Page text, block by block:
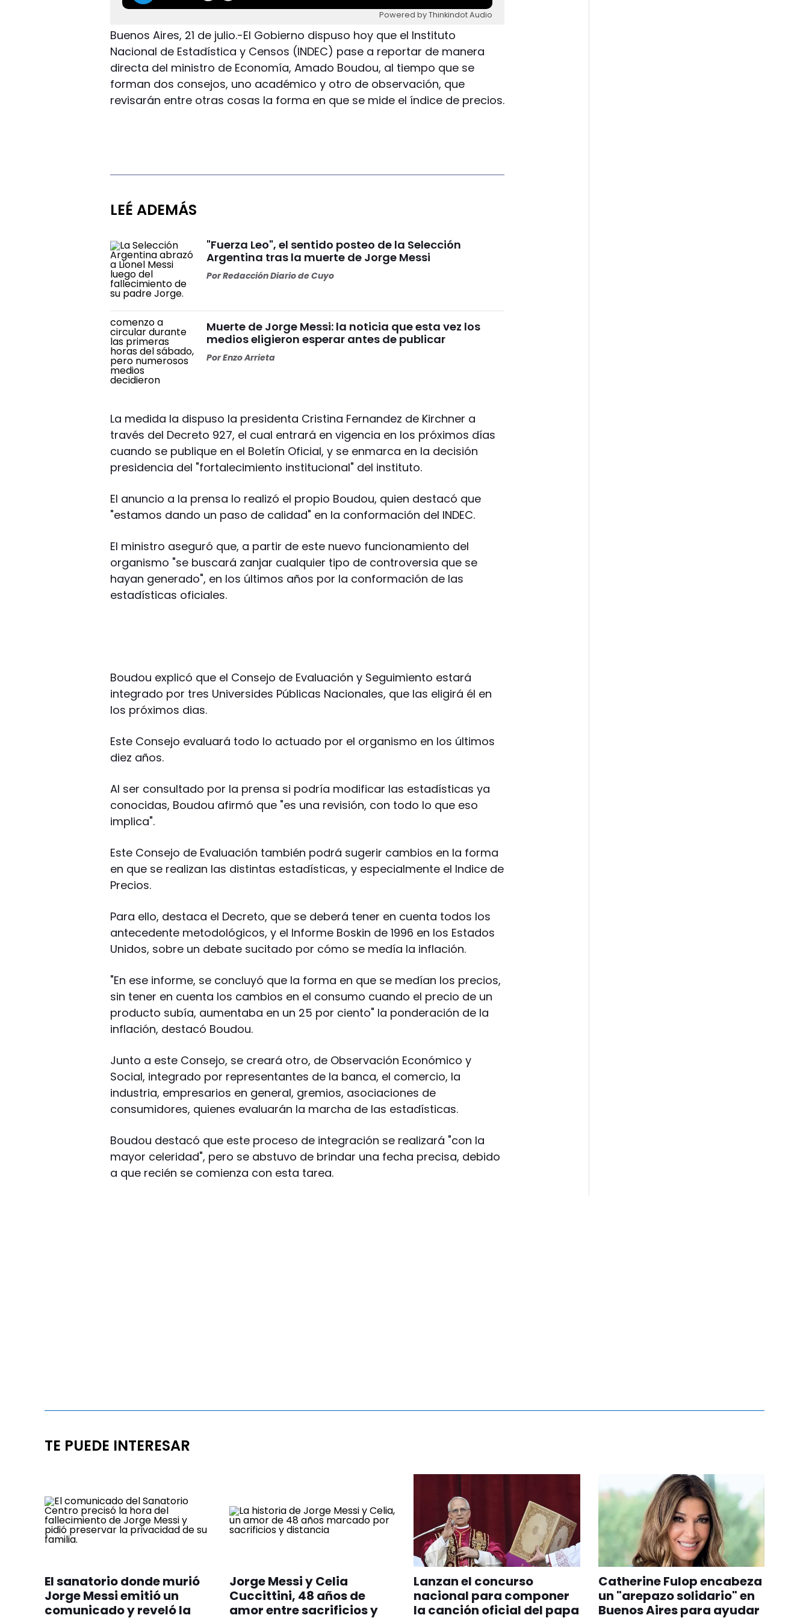
Powered by Thinkindot Audio
Buenos Aires, 21 de julio.-El Gobierno dispuso hoy que el Instituto
Nacional de Estadística y Censos (INDEC) pase a reportar de manera
directa del ministro de Economía, Amado Boudou, al tiempo que se
forman dos consejos, uno académico y otro de observación, que
revisarán entre otras cosas la forma en que se mide el índice de precios.
LEÉ ADEMÁS
"Fuerza Leo", el sentido posteo de la Selección
Argentina tras la muerte de Jorge Messi
PorRedacción Diario de Cuyo
Muerte de Jorge Messi: la noticia que esta vez los
medios eligieron esperar antes de publicar
PorEnzo Arrieta
La medida la dispuso la presidenta Cristina Fernandez de Kirchner a
través del Decreto 927, el cual entrará en vigencia en los próximos días
cuando se publique en el Boletín Oficial, y se enmarca en la decisión
presidencia del "fortalecimiento institucional" del instituto.
El anuncio a la prensa lo realizó el propio Boudou, quien destacó que
"estamos dando un paso de calidad" en la conformación del INDEC.
El ministro aseguró que, a partir de este nuevo funcionamiento del
organismo "se buscará zanjar cualquier tipo de controversia que se
hayan generado", en los últimos años por la conformación de las
estadísticas oficiales.
Boudou explicó que el Consejo de Evaluación y Seguimiento estará
integrado por tres Universides Públicas Nacionales, que las eligirá él en
los próximos dias.
Este Consejo evaluará todo lo actuado por el organismo en los últimos
diez años.
Al ser consultado por la prensa si podría modificar las estadísticas ya
conocidas, Boudou afirmó que "es una revisión, con todo lo que eso
implica".
Este Consejo de Evaluación también podrá sugerir cambios en la forma
en que se realizan las distintas estadísticas, y especialmente el Indice de
Precios.
Para ello, destaca el Decreto, que se deberá tener en cuenta todos los
antecedente metodológicos, y el Informe Boskin de 1996 en los Estados
Unidos, sobre un debate sucitado por cómo se medía la inflación.
"En ese informe, se concluyó que la forma en que se medían los precios,
sin tener en cuenta los cambios en el consumo cuando el precio de un
producto subía, aumentaba en un 25 por ciento" la ponderación de la
inflación, destacó Boudou.
Junto a este Consejo, se creará otro, de Observación Económico y
Social, integrado por representantes de la banca, el comercio, la
industria, empresarios en general, gremios, asociaciones de
consumidores, quienes evaluarán la marcha de las estadísticas.
Boudou destacó que este proceso de integración se realizará "con la
mayor celeridad", pero se abstuvo de brindar una fecha precisa, debido
a que recién se comienza con esta tarea.
TE PUEDE INTERESAR
El sanatorio donde murió
Jorge Messi emitió un
comunicado y reveló la
Jorge Messi y Celia
Cuccittini, 48 años de
amor entre sacrificios y
Lanzan el concurso
nacional para componer
la canción oficial del papa
Catherine Fulop encabeza
un "arepazo solidario" en
Buenos Aires para ayudar